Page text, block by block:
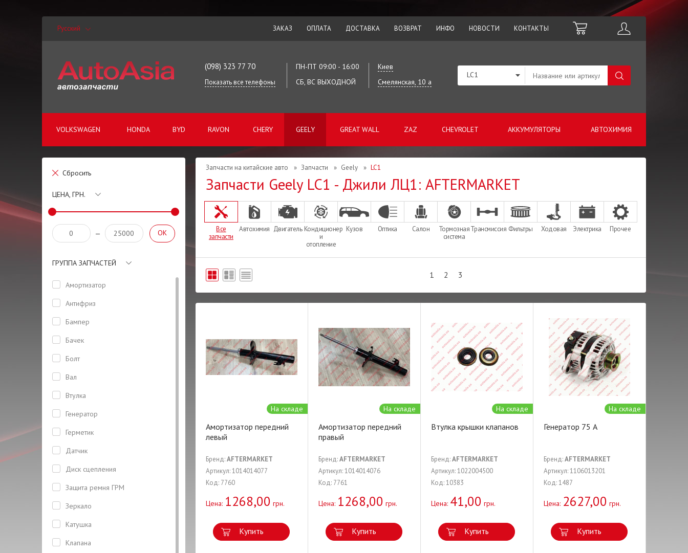
Русский ЗАКАЗ ОПЛАТА ДОСТАВКА ВОЗВРАТ ИНФО НОВОСТИ КОНТАКТЫ
(098) 323 77 70
Показать все телефоны
ПН-ПТ 09:00 - 16:00
СБ, ВС ВЫХОДНОЙ
Киев
Смелянская, 10 а
VOLKSWAGEN HONDA BYD RAVON CHERY GEELY GREAT WALL ZAZ CHEVROLET АККУМУЛЯТОРЫ АВТОХИМИЯ
LC1
Сбросить
ЦЕНА, ГРН.
— OK
ГРУППА ЗАПЧАСТЕЙ
Амортизатор
Антифриз
Бампер
Бачек
Болт
Вал
Втулка
Генератор
Герметик
Датчик
Диск сцепления
Защита ремня ГРМ
Зеркало
Катушка
Клапана
Запчасти на китайские авто » Запчасти » Geely » LC1
Запчасти Geely LC1 - Джили ЛЦ1: AFTERMARKET
Все
запчасти
Автохимия Двигатель Кондиционер
и
отопление
Кузов Оптика Салон
Тормозная
система
Трансмиссия Фильтры Ходовая Электрика Прочее
1 2 3
На складе
Амортизатор передний
левый
Бренд:AFTERMARKET
Артикул: 1014014077
Код: 7760
Цена: 1268,00 грн.
Купить
На складе
Амортизатор передний
правый
Бренд:AFTERMARKET
Артикул: 1014014076
Код: 7761
Цена: 1268,00 грн.
Купить
На складе
Втулка крышки клапанов
Бренд:AFTERMARKET
Артикул: 1022004500
Код: 10383
Цена: 41,00 грн.
Купить
На складе
Генератор 75 A
Бренд:AFTERMARKET
Артикул: 1106013201
Код: 1487
Цена: 2627,00 грн.
Купить